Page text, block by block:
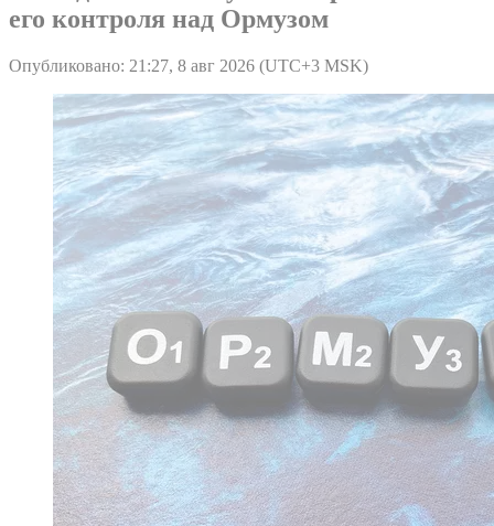
его контроля над Ормузом
Опубликовано: 21:27, 8 авг 2026 (UTC+3 MSK)